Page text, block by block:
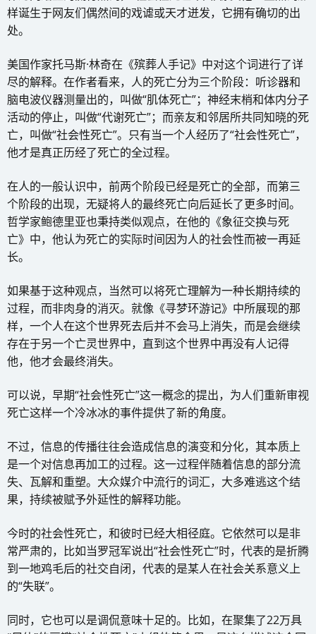
样诞生于网友们偶然间的戏谑或天才迸发，它拥有确切的出
处。
美国作家托马斯·林奇在《殡葬人手记》中对这个词进行了详
尽的解释。在作者看来，人的死亡分为三个阶段：听诊器和
脑电波仪器测量出的，叫做“肌体死亡”；神经末梢和体内分子
活动的停止，叫做“代谢死亡”；而亲友和邻居所共同知晓的死
亡，叫做“社会性死亡”。只有当一个人经历了“社会性死亡”，
他才是真正历经了死亡的全过程。
在人的一般认识中，前两个阶段已经是死亡的全部，而第三
个阶段的出现，无疑将人的最终死亡向后延长了更多时间。
哲学家鲍德里亚也秉持类似观点，在他的《象征交换与死
亡》中，他认为死亡的实际时间因为人的社会性而被一再延
长。
如果基于这种观点，当然可以将死亡理解为一种长期持续的
过程，而非肉身的消灭。就像《寻梦环游记》中所展现的那
样，一个人在这个世界死去后并不会马上消失，而是会继续
存在于另一个亡灵世界中，直到这个世界中再没有人记得
他，他才会最终消失。
可以说，早期“社会性死亡”这一概念的提出，为人们重新审视
死亡这样一个冷冰冰的事件提供了新的角度。
不过，信息的传播往往会造成信息的演变和分化，其本质上
是一个对信息再加工的过程。这一过程伴随着信息的部分流
失、瓦解和重塑。大众媒介中流行的词汇，大多难逃这个结
果，持续被赋予外延性的解释功能。
今时的社会性死亡，和彼时已经大相径庭。它依然可以是非
常严肃的，比如当罗冠军说出“社会性死亡”时，代表的是折腾
到一地鸡毛后的社交自闭，代表的是某人在社会关系意义上
的“失联”。
同时，它也可以是调侃意味十足的。比如，在聚集了22万具